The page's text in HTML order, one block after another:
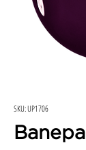
SKU: UP1706
Banepa